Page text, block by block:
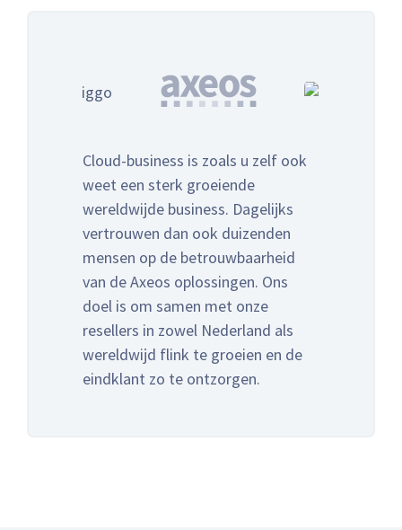
Cloud-business is zoals u zelf ook
weet een sterk groeiende
wereldwijde business. Dagelijks
vertrouwen dan ook duizenden
mensen op de betrouwbaarheid
van de Axeos oplossingen. Ons
doel is om samen met onze
resellers in zowel Nederland als
wereldwijd flink te groeien en de
eindklant zo te ontzorgen.